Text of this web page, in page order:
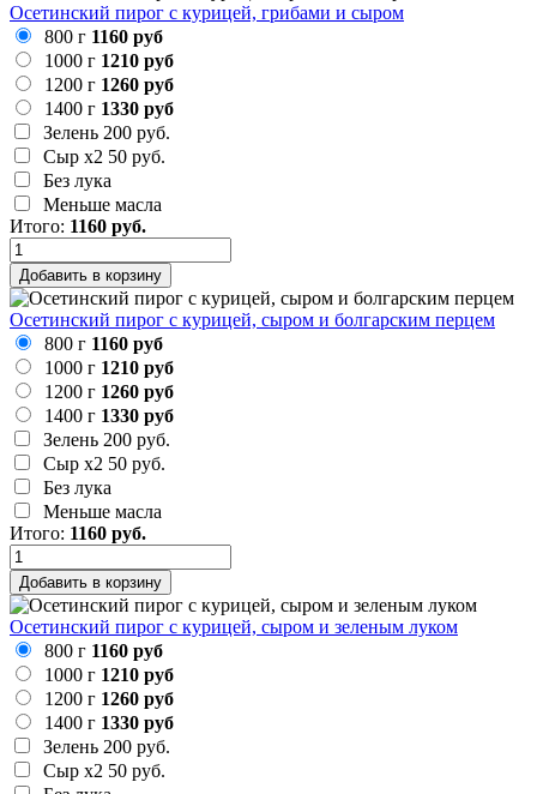
Осетинский пирог с курицей, грибами и сыром
800 г 1160 руб
1000 г 1210 руб
1200 г 1260 руб
1400 г 1330 руб
Зелень 200 руб.
Сыр х2 50 руб.
Без лука
Меньше масла
Итого: 1160 руб.
Добавить в корзину
Осетинский пирог с курицей, сыром и болгарским перцем
800 г 1160 руб
1000 г 1210 руб
1200 г 1260 руб
1400 г 1330 руб
Зелень 200 руб.
Сыр х2 50 руб.
Без лука
Меньше масла
Итого: 1160 руб.
Добавить в корзину
Осетинский пирог с курицей, сыром и зеленым луком
800 г 1160 руб
1000 г 1210 руб
1200 г 1260 руб
1400 г 1330 руб
Зелень 200 руб.
Сыр х2 50 руб.